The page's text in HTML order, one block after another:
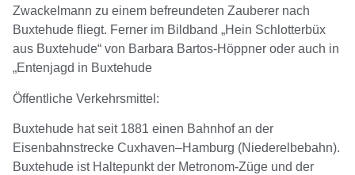
Zwackelmann zu einem befreundeten Zauberer nach
Buxtehude fliegt. Ferner im Bildband „Hein Schlotterbüx
aus Buxtehude“ von Barbara Bartos-Höppner oder auch in
„Entenjagd in Buxtehude
Öffentliche Verkehrsmittel:
Buxtehude hat seit 1881 einen Bahnhof an der
Eisenbahnstrecke Cuxhaven–Hamburg (Niederelbebahn).
Buxtehude ist Haltepunkt der Metronom-Züge und der